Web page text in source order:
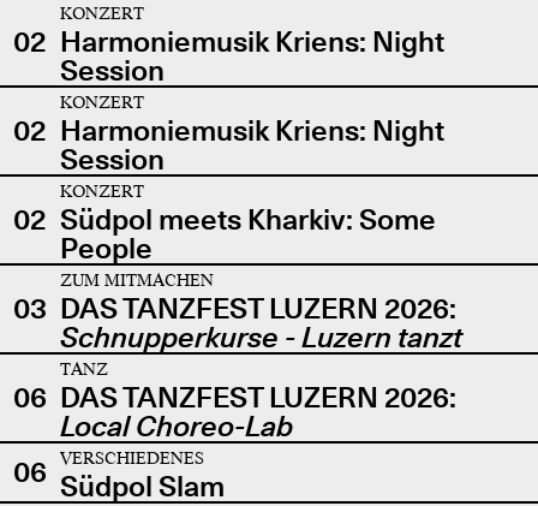
02
KONZERT
Harmoniemusik Kriens: Night
Session
02
KONZERT
Harmoniemusik Kriens: Night
Session
02
KONZERT
Südpol meets Kharkiv: Some
People
03
ZUM MITMACHEN
DAS TANZFEST LUZERN 2026:
Schnupperkurse - Luzern tanzt
06
TANZ
DAS TANZFEST LUZERN 2026:
Local Choreo-Lab
06
VERSCHIEDENES
Südpol Slam